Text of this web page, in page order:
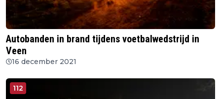
Autobanden in brand tijdens voetbalwedstrijd in
Veen
16 december 2021
112